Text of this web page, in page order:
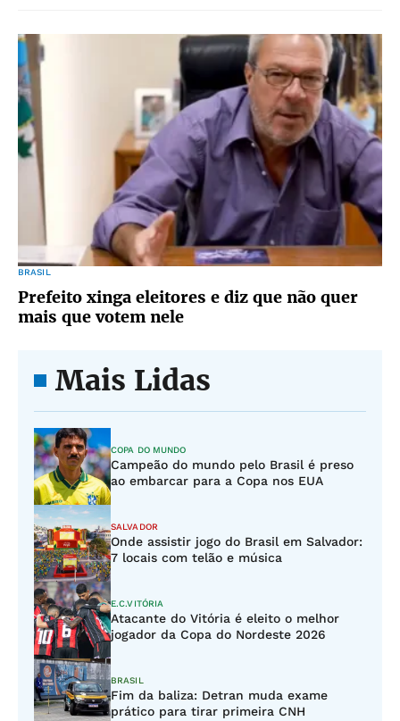
BRASIL
Prefeito xinga eleitores e diz que não quer
mais que votem nele
Mais Lidas
COPA DO MUNDO
Campeão do mundo pelo Brasil é preso
ao embarcar para a Copa nos EUA
SALVADOR
Onde assistir jogo do Brasil em Salvador:
7 locais com telão e música
E.C.VITÓRIA
Atacante do Vitória é eleito o melhor
jogador da Copa do Nordeste 2026
BRASIL
Fim da baliza: Detran muda exame
prático para tirar primeira CNH